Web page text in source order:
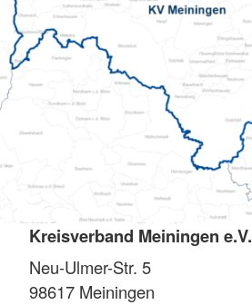
Kreisverband Meiningen e.V.
Neu-Ulmer-Str. 5
98617 Meiningen